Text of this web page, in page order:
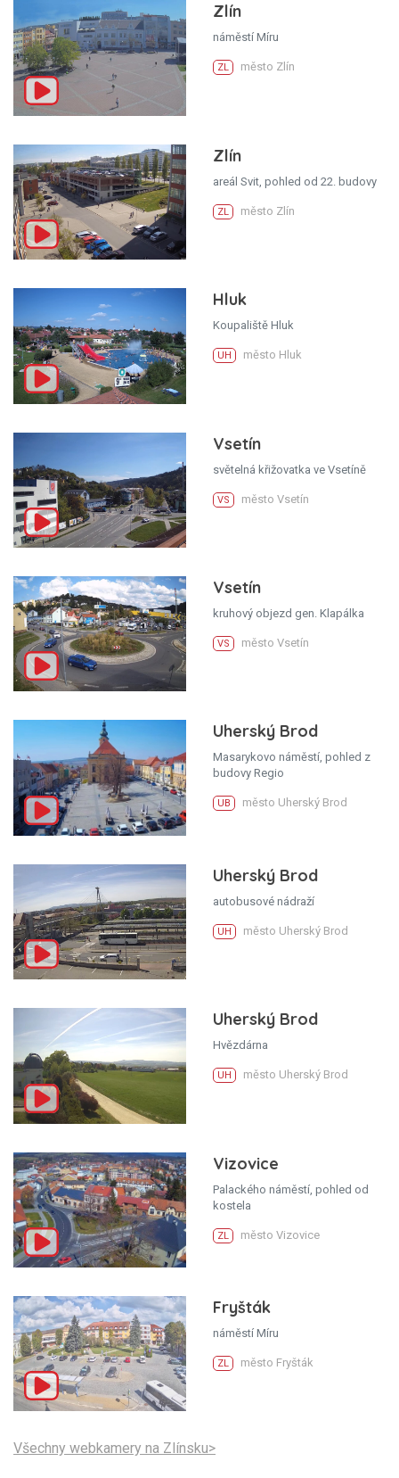
Zlín
náměstí Míru
ZL město Zlín
Zlín
areál Svit, pohled od 22. budovy
ZL město Zlín
Hluk
Koupaliště Hluk
UH město Hluk
Vsetín
světelná křižovatka ve Vsetíně
VS město Vsetín
Vsetín
kruhový objezd gen. Klapálka
VS město Vsetín
Uherský Brod
Masarykovo náměstí, pohled z
budovy Regio
UB město Uherský Brod
Uherský Brod
autobusové nádraží
UH město Uherský Brod
Uherský Brod
Hvězdárna
UH město Uherský Brod
Vizovice
Palackého náměstí, pohled od
kostela
ZL město Vizovice
Fryšták
náměstí Míru
ZL město Fryšták
Všechny webkamery na Zlínsku>